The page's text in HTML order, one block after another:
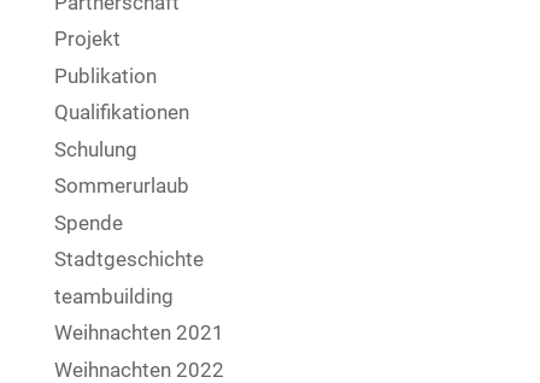
Projekt
Publikation
Qualifikationen
Schulung
Sommerurlaub
Spende
Stadtgeschichte
teambuilding
Weihnachten 2021
Weihnachten 2022